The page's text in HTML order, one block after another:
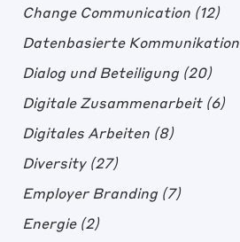
Change Communication (12)
Datenbasierte Kommunikation
Dialog und Beteiligung (20)
Digitale Zusammenarbeit (6)
Digitales Arbeiten (8)
Diversity (27)
Employer Branding (7)
Energie (2)